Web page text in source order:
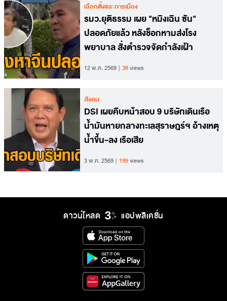
เลือกตั้งและการเมือง
รมว.ยุติธรรม เผย "หมิงเฉิน ซัน"
ปลอดภัยแล้ว หลังช็อกหามส่งโรง
พยาบาล สั่งตำรวจจัดกำลังเฝ้า
12 พ.ค. 2569 38views
สังคม
DSI เผยคืบหน้าสอบ 9 บริษัทเดินเรือ
น้ำมันหายกลางทะเลสุราษฎร์ฯ อ้างเหตุ
น้ำขึ้น-ลง เรือเสีย
3 พ.ค. 2569 199views
ดาวน์โหลด แอปพลิเคชั่น